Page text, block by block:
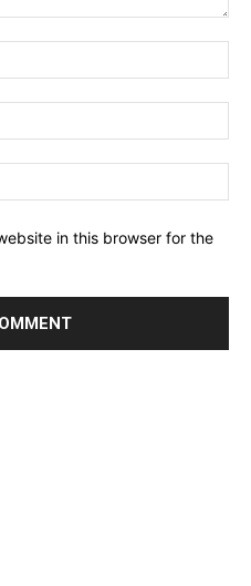
in this browser for the